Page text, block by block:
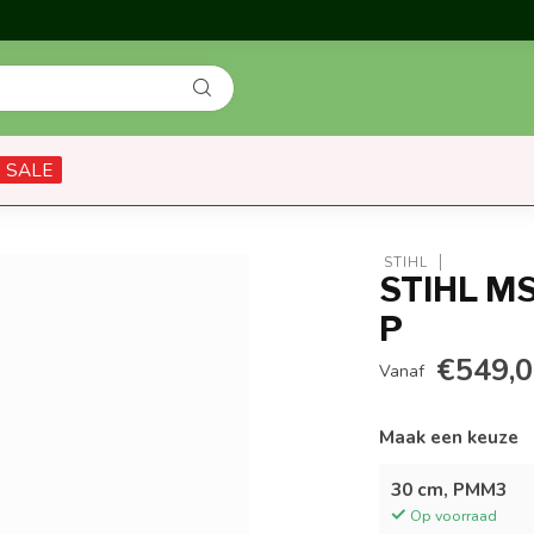
SALE
STIHL
STIHL
P
Vanaf
Maak een keuze
30 cm, PMM3
Op voorraad